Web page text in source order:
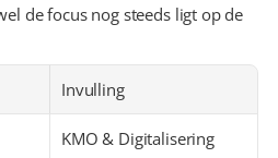
de focus nog steeds ligt op de
Invulling
KMO & Digitalisering